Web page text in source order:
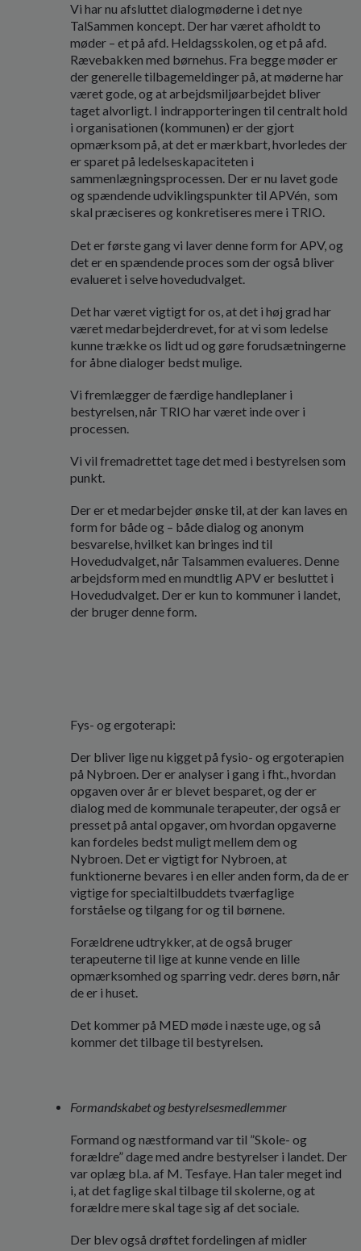
Vi har nu afsluttet dialogmøderne i det nye
TalSammen koncept. Der har været afholdt to
møder – et på afd. Heldagsskolen, og et på afd.
Rævebakken med børnehus. Fra begge møder er
der generelle tilbagemeldinger på, at møderne har
været gode, og at arbejdsmiljøarbejdet bliver
taget alvorligt. I indrapporteringen til centralt hold
i organisationen (kommunen) er der gjort
opmærksom på, at det er mærkbart, hvorledes der
er sparet på ledelseskapaciteten i
sammenlægningsprocessen. Der er nu lavet gode
og spændende udviklingspunkter til APVén, som
skal præciseres og konkretiseres mere i TRIO.
Det er første gang vi laver denne form for APV, og
det er en spændende proces som der også bliver
evalueret i selve hovedudvalget.
Det har været vigtigt for os, at det i høj grad har
været medarbejderdrevet, for at vi som ledelse
kunne trække os lidt ud og gøre forudsætningerne
for åbne dialoger bedst mulige.
Vi fremlægger de færdige handleplaner i
bestyrelsen, når TRIO har været inde over i
processen.
Vi vil fremadrettet tage det med i bestyrelsen som
punkt.
Der er et medarbejder ønske til, at der kan laves en
form for både og – både dialog og anonym
besvarelse, hvilket kan bringes ind til
Hovedudvalget, når Talsammen evalueres. Denne
arbejdsform med en mundtlig APV er besluttet i
Hovedudvalget. Der er kun to kommuner i landet,
der bruger denne form.
Fys- og ergoterapi:
Der bliver lige nu kigget på fysio- og ergoterapien
på Nybroen. Der er analyser i gang i fht., hvordan
opgaven over år er blevet besparet, og der er
dialog med de kommunale terapeuter, der også er
presset på antal opgaver, om hvordan opgaverne
kan fordeles bedst muligt mellem dem og
Nybroen. Det er vigtigt for Nybroen, at
funktionerne bevares i en eller anden form, da de er
vigtige for specialtilbuddets tværfaglige
forståelse og tilgang for og til børnene.
Forældrene udtrykker, at de også bruger
terapeuterne til lige at kunne vende en lille
opmærksomhed og sparring vedr. deres børn, når
de er i huset.
Det kommer på MED møde i næste uge, og så
kommer det tilbage til bestyrelsen.
Formandskabet og bestyrelsesmedlemmer
Formand og næstformand var til ”Skole- og
forældre” dage med andre bestyrelser i landet. Der
var oplæg bl.a. af M. Tesfaye. Han taler meget ind
i, at det faglige skal tilbage til skolerne, og at
forældre mere skal tage sig af det sociale.
Der blev også drøftet fordelingen af midler